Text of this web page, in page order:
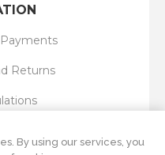
Returns
By using our services, you